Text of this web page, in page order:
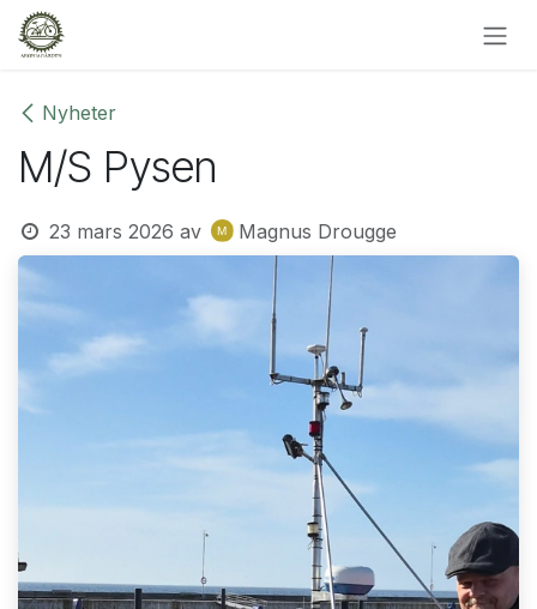
Hoppa till innehåll
Nyheter
M/S Pysen
23 mars 2026 av Magnus Drougge